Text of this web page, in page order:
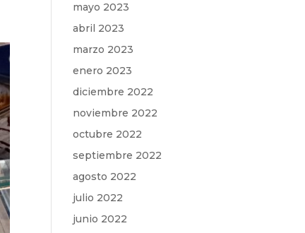
mayo 2023
abril 2023
marzo 2023
enero 2023
diciembre 2022
noviembre 2022
octubre 2022
septiembre 2022
agosto 2022
julio 2022
junio 2022